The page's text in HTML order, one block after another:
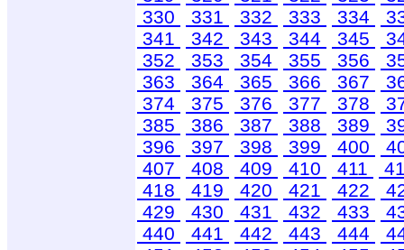
330
331 332 333 334
341
342 343 344 345
352
353 354 355 356
363
364 365 366 367
374
375 376 377 378
385
386 387 388 389
396
397 398 399 400
407
408 409 410 411
418
419 420 421 422
429
430 431 432 433
440
441 442 443 444